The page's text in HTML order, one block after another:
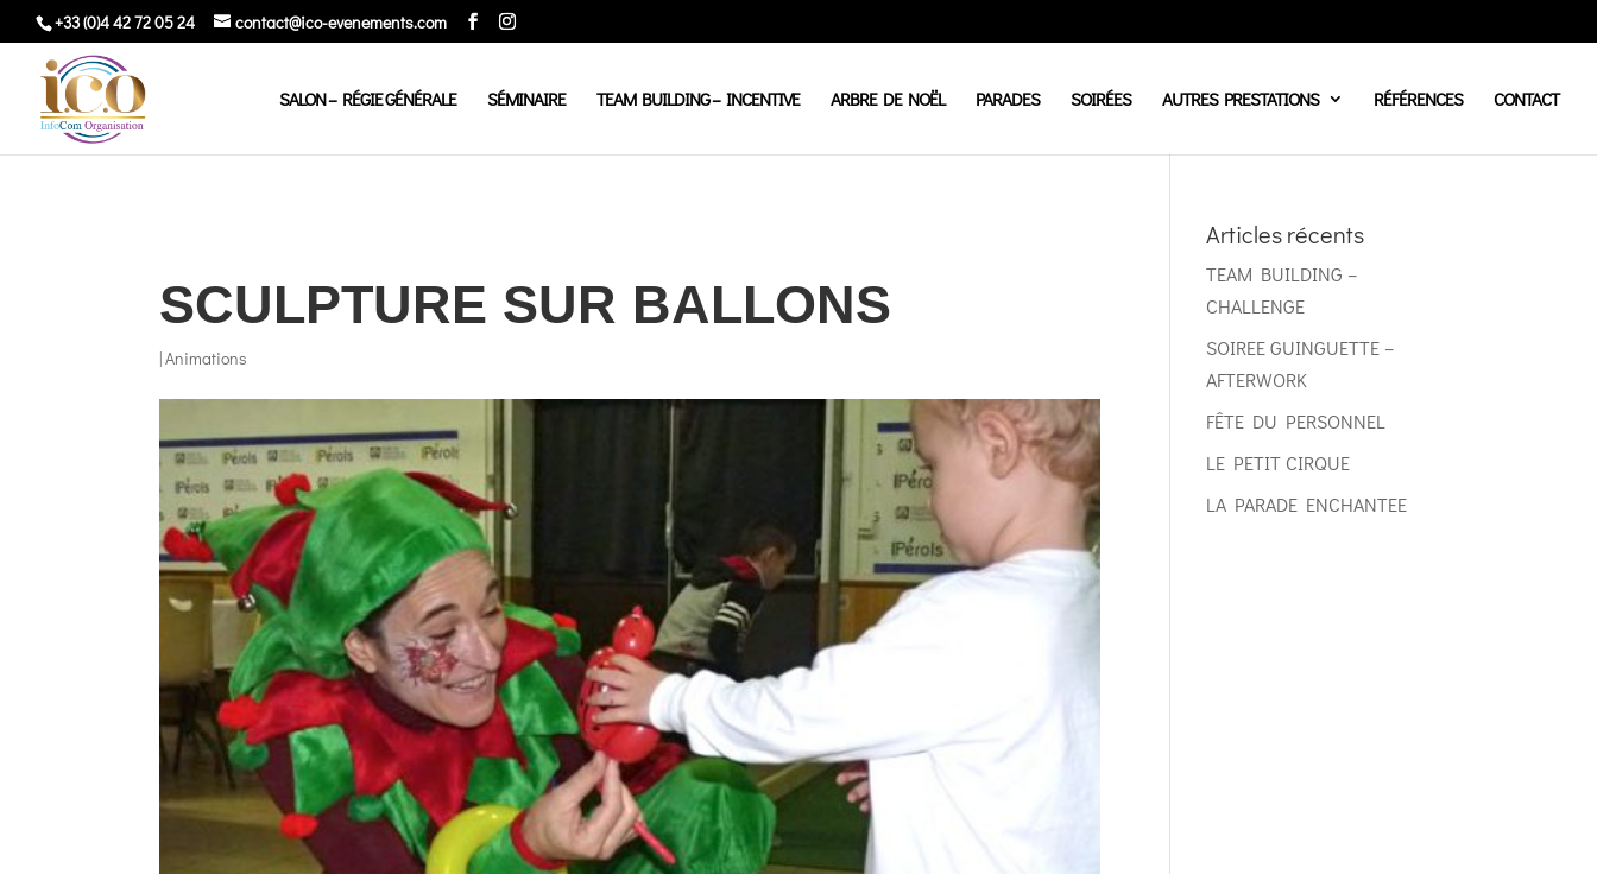
+33 (0)4 42 72 05 24 contact@ico-evenements.com
SALON – RÉGIE GÉNÉRALE SÉMINAIRE TEAM BUILDING – INCENTIVE ARBRE DE NOËL PARADES SOIRÉES AUTRES PRESTATIONS RÉFÉRENCES CONTACT
SCULPTURE SUR BALLONS
|Animations
Articles récents
TEAM BUILDING –
CHALLENGE
SOIREE GUINGUETTE –
AFTERWORK
FÊTE DU PERSONNEL
LE PETIT CIRQUE
LA PARADE ENCHANTEE